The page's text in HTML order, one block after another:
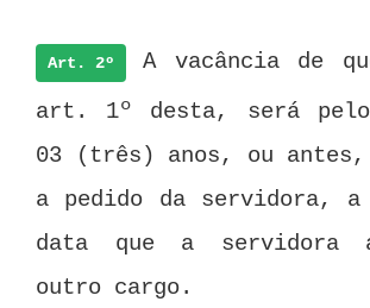
Art. 2º
A vacância de
art. 1º desta, será
03 (três) anos, ou antes,
a pedido da servidora,
data que a servidora
outro cargo.